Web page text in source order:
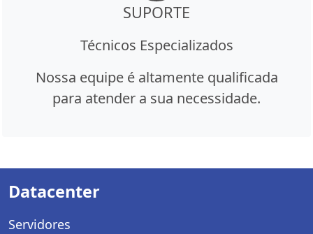
SUPORTE
Técnicos Especializados
Nossa equipe é altamente qualificada
para atender a sua necessidade.
Datacenter
Servidores